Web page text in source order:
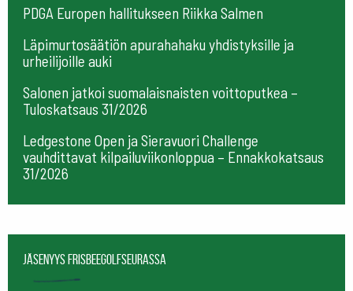
PDGA Europen hallitukseen Riikka Salmen
Läpimurtosäätiön apurahahaku yhdistyksille ja
urheilijoille auki
Salonen jatkoi suomalaisnaisten voittoputkea –
Tuloskatsaus 31/2026
Ledgestone Open ja Sieravuori Challenge
vauhdittavat kilpailuviikonloppua – Ennakkokatsaus
31/2026
Jäsenyys frisbeegolfseurassa